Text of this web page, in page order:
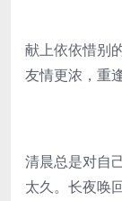
献上依依惜别
友情更浓，重
清晨总是对自
太久。长夜唤